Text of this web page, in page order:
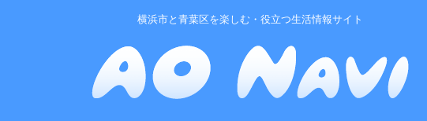
横浜市と青葉区を楽しむ・役立つ生活情報サイト